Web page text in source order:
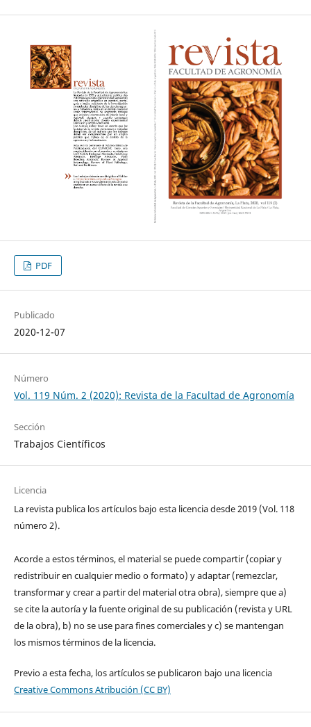
PDF
Publicado
2020-12-07
Número
Vol. 119 Núm. 2 (2020): Revista de la Facultad de Agronomía
Sección
Trabajos Científicos
Licencia
La revista publica los artículos bajo esta licencia desde 2019 (Vol. 118
número 2).
Acorde a estos términos, el material se puede compartir (copiar y
redistribuir en cualquier medio o formato) y adaptar (remezclar,
transformar y crear a partir del material otra obra), siempre que a)
se cite la autoría y la fuente original de su publicación (revista y URL
de la obra), b) no se use para fines comerciales y c) se mantengan
los mismos términos de la licencia.
Previo a esta fecha, los artículos se publicaron bajo una licencia
Creative Commons Atribución (CC BY)